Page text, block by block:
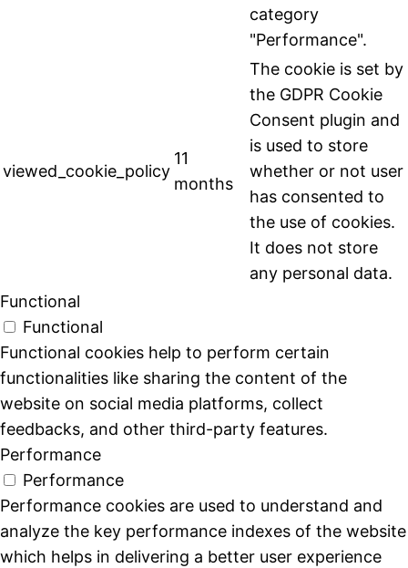
category
"Performance".
viewed_cookie_policy
11
months
The cookie is set by
the GDPR Cookie
Consent plugin and
is used to store
whether or not user
has consented to
the use of cookies.
It does not store
any personal data.
Functional
Functional
Functional cookies help to perform certain
functionalities like sharing the content of the
website on social media platforms, collect
feedbacks, and other third-party features.
Performance
Performance
Performance cookies are used to understand and
analyze the key performance indexes of the website
which helps in delivering a better user experience